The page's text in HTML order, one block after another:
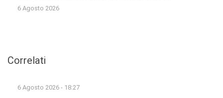
6 Agosto 2026
Correlati
6 Agosto 2026 - 18:27